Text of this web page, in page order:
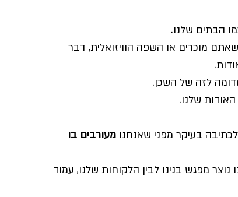
הבתים שלנו.
מוכרים או השפה הוויזואלית, דבר
לזה של השכן.
שלנו.
בעיקר מפני שאנחנו מעורבים בו
נוצר מפגש בנינו לבין הלקוחות שלנו, עמוד